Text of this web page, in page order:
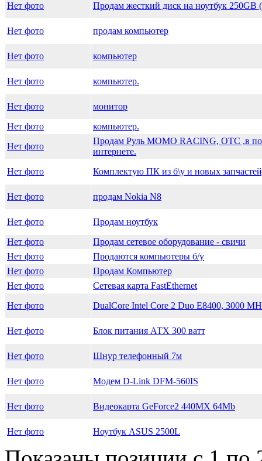
Нет фото
Продам жесткий диск на ноутбук
Нет фото продам компьютер
Нет фото компьютер
Нет фото компьютер.
Нет фото
монитор
Нет фото
компьютер.
Нет фото
Продам Руль MOMO RACING, ОТС ,в
интернете.
Нет фото
Комплектую ПК из б\у и новых
Нет фото продам Nokia N8
Нет фото
Продам ноутбук
Нет фото
Продам сетевое оборудование - свичи
Нет фото
Продаются компьютеры б/у
Нет фото
Продам Компьютер
Нет фото
Сетевая карта FastEthernet
Нет фото
DualCore Intel Core 2 Duo E8400, 3000
Нет фото Блок питания АТХ 300 ватт
Нет фото Шнур телефонный 7м
Нет фото Модем D-Link DFM-560IS
Нет фото Видеокарта GeForce2 440MX 64Mb
Нет фото Ноутбук ASUS 2500L